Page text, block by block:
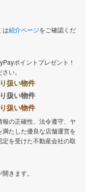
は紹介ページをご確認くだ
ポイントプレゼント！
い。
扱い物件
扱い物件
扱い物件
の正確性、法令遵守、ヤ
たした優良な店舗運営を
を受けた不動産会社の取
きます。